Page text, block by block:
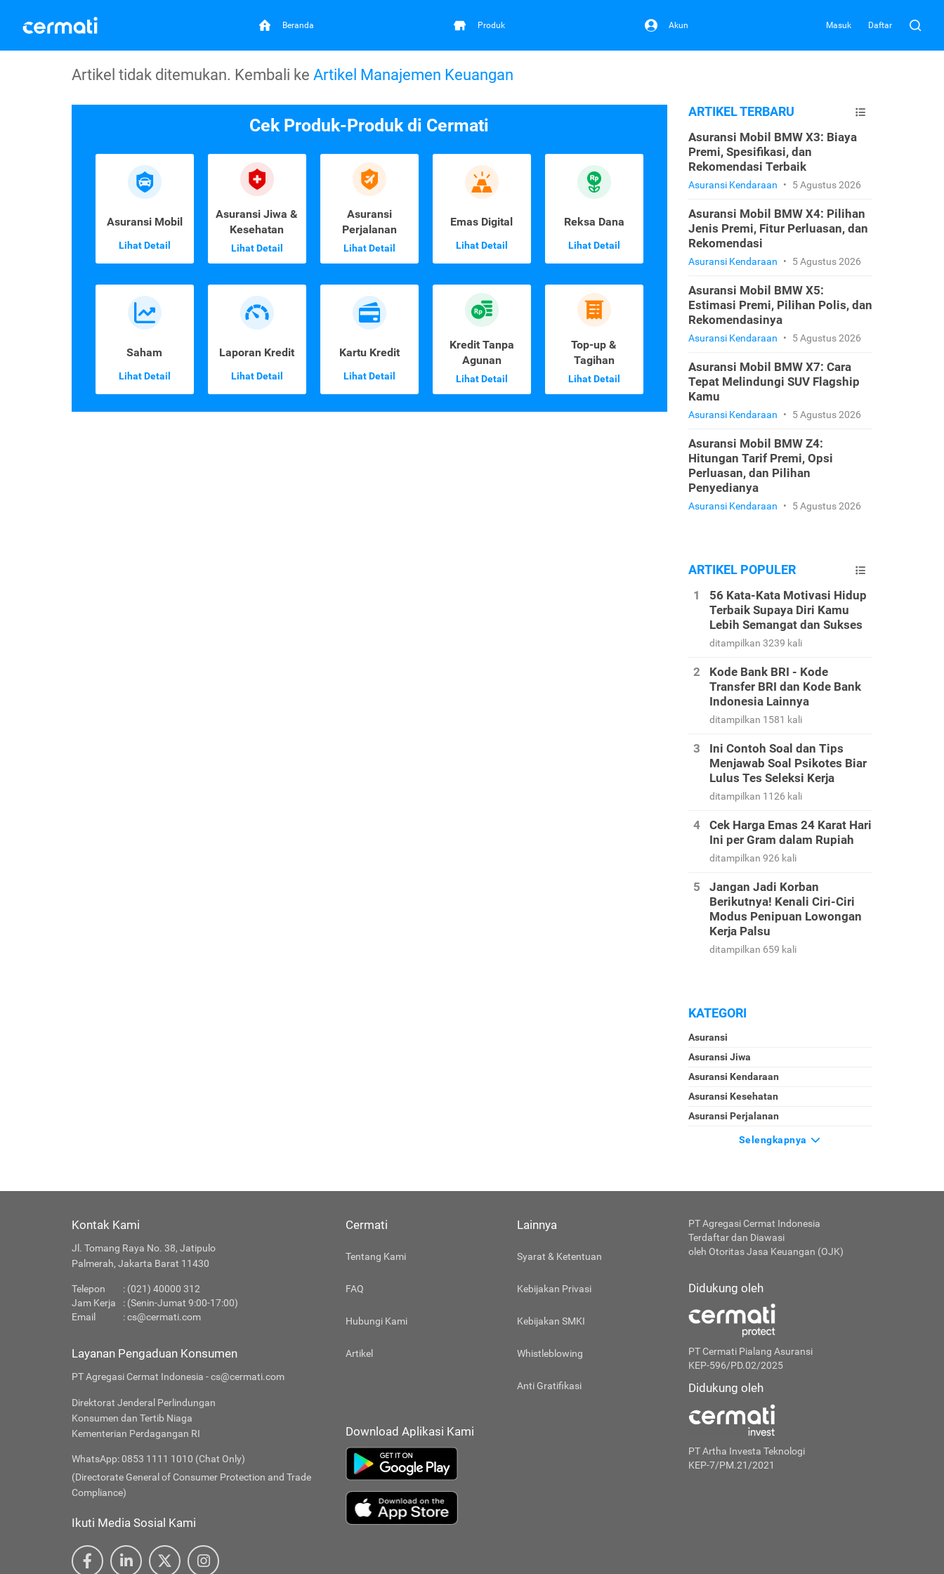
Beranda Produk Akun Masuk Daftar
Artikel tidak ditemukan. Kembali ke Artikel Manajemen Keuangan
Cek Produk-Produk di Cermati
Asuransi Mobil
Lihat Detail
Asuransi Jiwa &
Kesehatan
Lihat Detail
Asuransi
Perjalanan
Lihat Detail
Emas Digital
Lihat Detail
Reksa Dana
Lihat Detail
Saham
Lihat Detail
Laporan Kredit
Lihat Detail
Kartu Kredit
Lihat Detail
Kredit Tanpa
Agunan
Lihat Detail
Top-up &
Tagihan
Lihat Detail
ARTIKEL TERBARU
Asuransi Mobil BMW X3: Biaya
Premi, Spesifikasi, dan
Rekomendasi Terbaik
Asuransi Kendaraan • 5 Agustus 2026
Asuransi Mobil BMW X4: Pilihan
Jenis Premi, Fitur Perluasan, dan
Rekomendasi
Asuransi Kendaraan • 5 Agustus 2026
Asuransi Mobil BMW X5:
Estimasi Premi, Pilihan Polis, dan
Rekomendasinya
Asuransi Kendaraan • 5 Agustus 2026
Asuransi Mobil BMW X7: Cara
Tepat Melindungi SUV Flagship
Kamu
Asuransi Kendaraan • 5 Agustus 2026
Asuransi Mobil BMW Z4:
Hitungan Tarif Premi, Opsi
Perluasan, dan Pilihan
Penyedianya
Asuransi Kendaraan • 5 Agustus 2026
ARTIKEL POPULER
56 Kata-Kata Motivasi Hidup
Terbaik Supaya Diri Kamu
Lebih Semangat dan Sukses
ditampilkan 3239 kali
Kode Bank BRI - Kode
Transfer BRI dan Kode Bank
Indonesia Lainnya
ditampilkan 1581 kali
Ini Contoh Soal dan Tips
Menjawab Soal Psikotes Biar
Lulus Tes Seleksi Kerja
ditampilkan 1126 kali
Cek Harga Emas 24 Karat Hari
Ini per Gram dalam Rupiah
ditampilkan 926 kali
Jangan Jadi Korban
Berikutnya! Kenali Ciri-Ciri
Modus Penipuan Lowongan
Kerja Palsu
ditampilkan 659 kali
KATEGORI
Asuransi
Asuransi Jiwa
Asuransi Kendaraan
Asuransi Kesehatan
Asuransi Perjalanan
Selengkapnya
Kontak Kami
Jl. Tomang Raya No. 38, Jatipulo
Palmerah, Jakarta Barat 11430
Telepon
: (021) 40000 312
Jam Kerja
: (Senin-Jumat 9:00-17:00)
Email
:cs@cermati.com
Layanan Pengaduan Konsumen
PT Agregasi Cermat Indonesia - cs@cermati.com
Direktorat Jenderal Perlindungan
Konsumen dan Tertib Niaga
Kementerian Perdagangan RI
WhatsApp: 0853 1111 1010 (Chat Only)
(Directorate General of Consumer Protection and Trade
Compliance)
Ikuti Media Sosial Kami
Cermati
Tentang Kami
FAQ
Hubungi Kami
Artikel
Lainnya
Syarat & Ketentuan
Kebijakan Privasi
Kebijakan SMKI
Whistleblowing
Anti Gratifikasi
Download Aplikasi Kami
PT Agregasi Cermat Indonesia
Terdaftar dan Diawasi
oleh Otoritas Jasa Keuangan (OJK)
Didukung oleh
PT Cermati Pialang Asuransi
KEP-596/PD.02/2025
Didukung oleh
PT Artha Investa Teknologi
KEP-7/PM.21/2021